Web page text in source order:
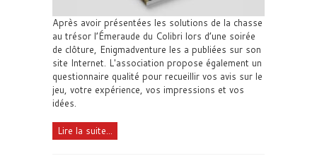
Après avoir présentées les solutions de la chasse
au trésor l’Émeraude du Colibri lors d’une soirée
de clôture, Enigmadventure les a publiées sur son
site Internet. L'association propose également un
questionnaire qualité pour recueillir vos avis sur le
jeu, votre expérience, vos impressions et vos
idées.
Lire la suite...